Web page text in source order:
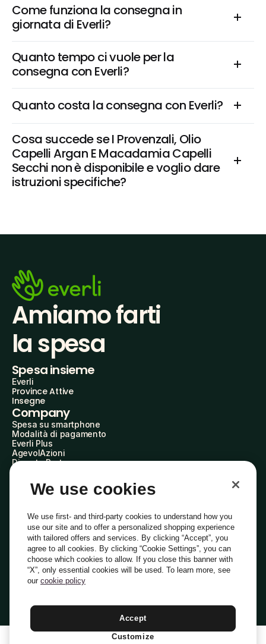
Come funziona la consegna in
giornata di Everli?
Quanto tempo ci vuole per la
consegna con Everli?
Quanto costa la consegna con Everli?
Cosa succede se I Provenzali, Olio
Capelli Argan E Macadamia Capelli
Secchi non è disponibile e voglio dare
istruzioni specifiche?
Amiamo farti
la spesa
Spesa insieme
Everli
Province Attive
Insegne
Company
Spesa su smartphone
Modalità di pagamento
Everli Plus
AgevolAzioni
Diventa Partner
Everli Shoppers
About Us
Everli News
Domande frequenti
Lavora con noi
Diventa Shopper
Investitori
PrivacyCookiePreferenze Cookie
Termini e CondizioniCodice Etico
Indirizzo PEC: everli@pec.it - indirizzo DPO: dpo@everli.com
Italiano
We use cookies
We use first- and third-party cookies to understand how you
use our site and to offer a personalized shopping experience
with tailored offers and services. By clicking “Accept”, you
agree to all cookies. By clicking “Cookie Settings”, you can
choose which cookies to allow. If you close this banner with
“X”, only essential cookies will be used. To learn more, see
our cookie policy
Accept
Customize